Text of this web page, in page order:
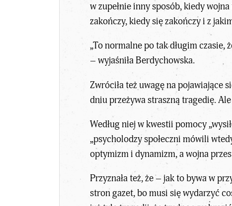
w zupełnie inny sposób, kiedy
zakończy, kiedy się zakończy i z
„To normalne po tak długim
– wyjaśniła Berdychowska.
Zwróciła też uwagę na pojawiające
dniu przeżywa straszną tragedię.
Według niej w kwestii pomocy
„psycholodzy społeczni mówili
optymizm i dynamizm, a wojna
Przyznała też, że – jak to bywa w
stron gazet, bo musi się wydarzyć